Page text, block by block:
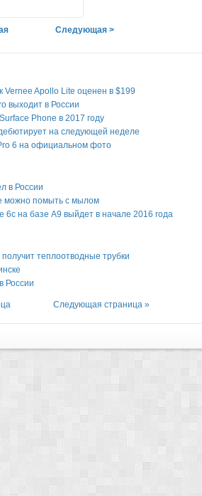
Следующая >
Vernee Apollo Lite оценен в $199
выходит в России
Phone в 2017 году
на следующей неделе
6 на официальном фото
в России
можно помыть с мылом
6c на базе A9 выйдет в начале 2016 года
теплоотводные трубки
России
Следующая страница »